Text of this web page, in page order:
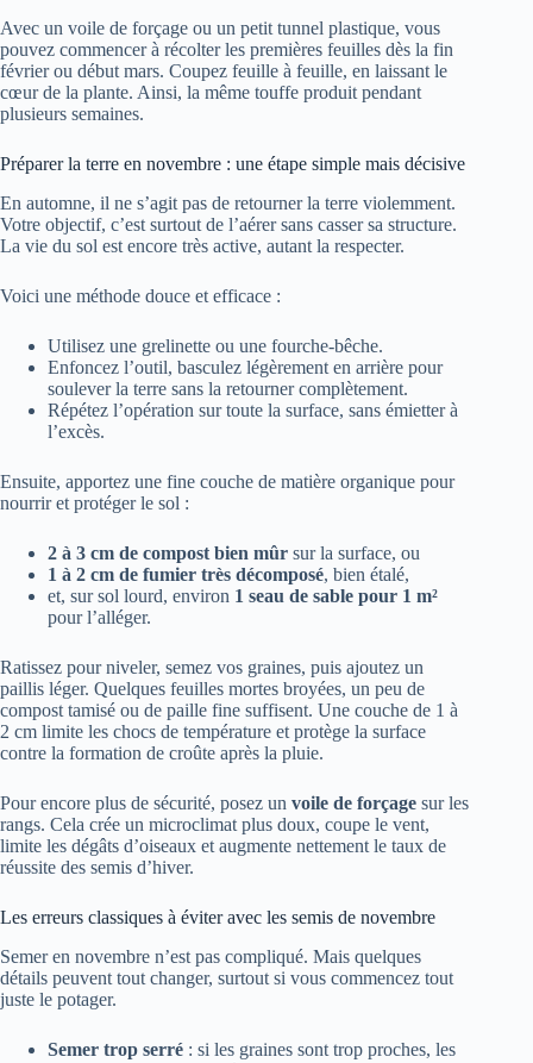
Avec un voile de forçage ou un petit tunnel plastique, vous
pouvez commencer à récolter les premières feuilles dès la fin
février ou début mars. Coupez feuille à feuille, en laissant le
cœur de la plante. Ainsi, la même touffe produit pendant
plusieurs semaines.
Préparer la terre en novembre : une étape simple mais décisive
En automne, il ne s’agit pas de retourner la terre violemment.
Votre objectif, c’est surtout de l’aérer sans casser sa structure.
La vie du sol est encore très active, autant la respecter.
Voici une méthode douce et efficace :
Utilisez une grelinette ou une fourche-bêche.
Enfoncez l’outil, basculez légèrement en arrière pour
soulever la terre sans la retourner complètement.
Répétez l’opération sur toute la surface, sans émietter à
l’excès.
Ensuite, apportez une fine couche de matière organique pour
nourrir et protéger le sol :
2 à 3 cm de compost bien mûr sur la surface, ou
1 à 2 cm de fumier très décomposé, bien étalé,
et, sur sol lourd, environ 1 seau de sable pour 1 m²
pour l’alléger.
Ratissez pour niveler, semez vos graines, puis ajoutez un
paillis léger. Quelques feuilles mortes broyées, un peu de
compost tamisé ou de paille fine suffisent. Une couche de 1 à
2 cm limite les chocs de température et protège la surface
contre la formation de croûte après la pluie.
Pour encore plus de sécurité, posez un voile de forçage sur les
rangs. Cela crée un microclimat plus doux, coupe le vent,
limite les dégâts d’oiseaux et augmente nettement le taux de
réussite des semis d’hiver.
Les erreurs classiques à éviter avec les semis de novembre
Semer en novembre n’est pas compliqué. Mais quelques
détails peuvent tout changer, surtout si vous commencez tout
juste le potager.
Semer trop serré : si les graines sont trop proches, les